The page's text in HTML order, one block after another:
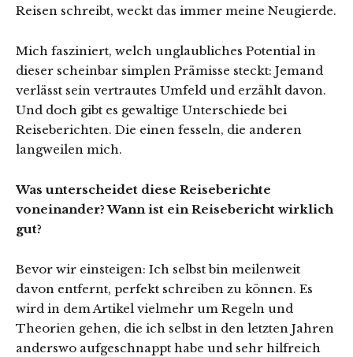
Reisen schreibt, weckt das immer meine Neugierde.
Mich fasziniert, welch unglaubliches Potential in
dieser scheinbar simplen Prämisse steckt: Jemand
verlässt sein vertrautes Umfeld und erzählt davon.
Und doch gibt es gewaltige Unterschiede bei
Reiseberichten. Die einen fesseln, die anderen
langweilen mich.
Was unterscheidet diese Reiseberichte
voneinander? Wann ist ein Reisebericht wirklich
gut?
Bevor wir einsteigen: Ich selbst bin meilenweit
davon entfernt, perfekt schreiben zu können. Es
wird in dem Artikel vielmehr um Regeln und
Theorien gehen, die ich selbst in den letzten Jahren
anderswo aufgeschnappt habe und sehr hilfreich